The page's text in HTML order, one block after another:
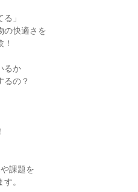
」
の快適さを
るか
るの？
課題を
。